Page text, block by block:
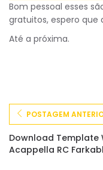
Bom pessoal esses
gratuitos, espero que
Até a próxima.
POSTAGEM
Download Template
Acappella RC